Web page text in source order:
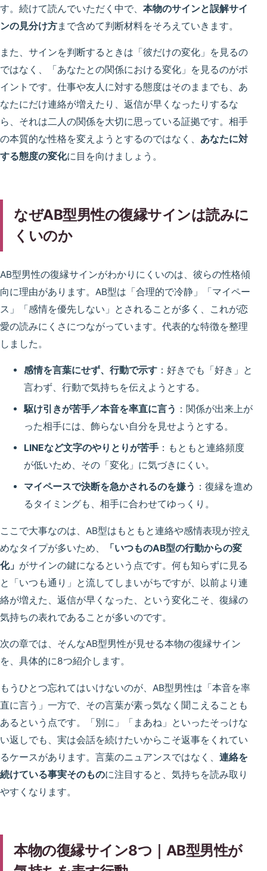
す。続けて読んでいただく中で、 本物のサインと誤解サイ
ンの見分け方まで含めて判断材料をそろえていきます。
また、サインを判断するときは「彼だけの変化」を見るの
ではなく、「あなたとの関係における変化」を見るのがポ
イントです。仕事や友人に対する態度はそのままでも、あ
なたにだけ連絡が増えたり、返信が早くなったりするな
ら、それは二人の関係を大切に思っている証拠です。相手
の本質的な性格を変えようとするのではなく、 あなたに対
する態度の変化に目を向けましょう。
なぜAB型男性の復縁サインは読みに
くいのか
AB型男性の復縁サインがわかりにくいのは、彼らの性格傾
向に理由があります。AB型は「合理的で冷静」「マイペー
ス」「感情を優先しない」とされることが多く、これが恋
愛の読みにくさにつながっています。代表的な特徴を整理
しました。
感情を言葉にせず、行動で示す ：好きでも「好き」と
言わず、行動で気持ちを伝えようとする。
駆け引きが苦手／本音を率直に言う ：関係が出来上が
った相手には、飾らない自分を見せようとする。
LINEなど文字のやりとりが苦手 ：もともと連絡頻度
が低いため、その「変化」に気づきにくい。
マイペースで決断を急かされるのを嫌う ：復縁を進め
るタイミングも、相手に合わせてゆっくり。
ここで大事なのは、AB型はもともと連絡や感情表現が控え
めなタイプが多いため、
「いつものAB型の行動からの変
化」 がサインの鍵になるという点です。何も知らずに見る
と「いつも通り」と流してしまいがちですが、以前より連
絡が増えた、返信が早くなった、という変化こそ、復縁の
気持ちの表れであることが多いのです。
次の章では、そんなAB型男性が見せる本物の復縁サイン
を、具体的に8つ紹介します。
もうひとつ忘れてはいけないのが、AB型男性は「本音を率
直に言う」一方で、その言葉が素っ気なく聞こえることも
あるという点です。「別に」「まあね」といったそっけな
い返しでも、実は会話を続けたいからこそ返事をくれてい
るケースがあります。言葉のニュアンスではなく、 連絡を
続けている事実そのものに注目すると、気持ちを読み取り
やすくなります。
本物の復縁サイン8つ｜AB型男性が